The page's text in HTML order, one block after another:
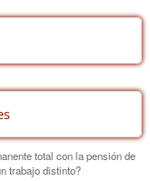
total con la pensión de
trabajo distinto?